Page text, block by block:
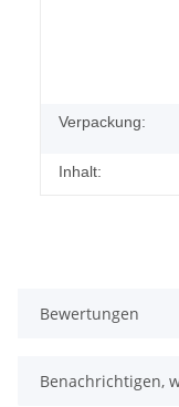
Verpackung:
Inhalt:
Bewertungen
Benachrichtigen,